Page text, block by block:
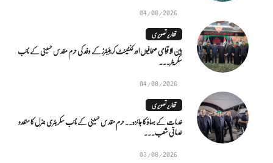
04/08/2026
تقاریر تصویری
بین الاقوامی صحافیوں اور کنٹینٹ کریئیٹرز کے وفد کی حرم مقدس حسینی کے نائب
سکریٹر...
04/08/2026
تقاریر تصویری
خدمات کے بہاؤ کا جائزہ.. حرم مقدس حسینی کے نائب سکریٹری جنرل کا متعدد
خدماتی شعب...
03/08/2026